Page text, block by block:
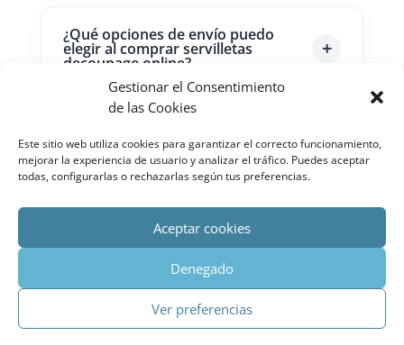
Gestionar el Consentimiento
de las Cookies
Este sitio web utiliza cookies para garantizar el correcto funcionamiento,
mejorar la experiencia de usuario y analizar el tráfico. Puedes aceptar
todas, configurarlas o rechazarlas según tus preferencias.
Aceptar cookies
Denegado
Ver preferencias
¿Qué opciones de envío puedo
elegir al comprar servilletas
decoupage online?
¿Qué precauciones debo tomar al
comprar servilletas decoupage de
vendedores internacionales
online?
Agencia SEO MadridImpacto SEOMarketing ©
Política